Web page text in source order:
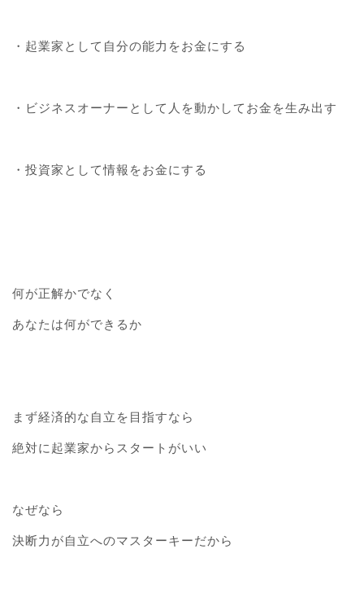
・起業家として自分の能力をお金にする
・ビジネスオーナーとして人を動かしてお金を生み出す
・投資家として情報をお金にする
何が正解かでなく
あなたは何ができるか
まず経済的な自立を目指すなら
絶対に起業家からスタートがいい
なぜなら
決断力が自立へのマスターキーだから